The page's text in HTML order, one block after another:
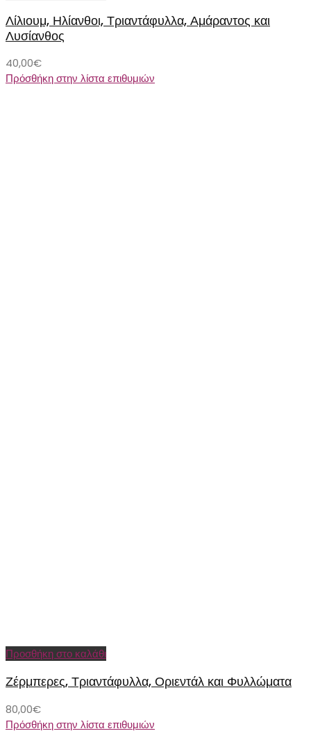
Λίλιουμ, Ηλίανθοι, Τριαντάφυλλα, Αμάραντος και
Λυσίανθος
40,00€
Πρόσθήκη στην λίστα επιθυμιών
Προσθήκη στο καλάθι
Ζέρμπερες, Τριαντάφυλλα, Οριεντάλ και Φυλλώματα
80,00€
Πρόσθήκη στην λίστα επιθυμιών